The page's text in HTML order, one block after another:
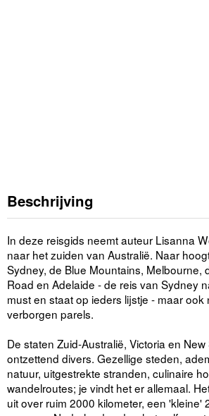
Beschrijving
In deze reisgids neemt auteur Lisanna
naar het zuiden van Australië. Naar
Sydney, de Blue Mountains, Melbourne,
Road en Adelaide - de reis van Sydney
must en staat op ieders lijstje - maar
verborgen parels.
De staten Zuid-Australië, Victoria en
ontzettend divers. Gezellige steden,
natuur, uitgestrekte stranden, culinaire
wandelroutes; je vindt het er allemaal.
uit over ruim 2000 kilometer, een 'kleine'